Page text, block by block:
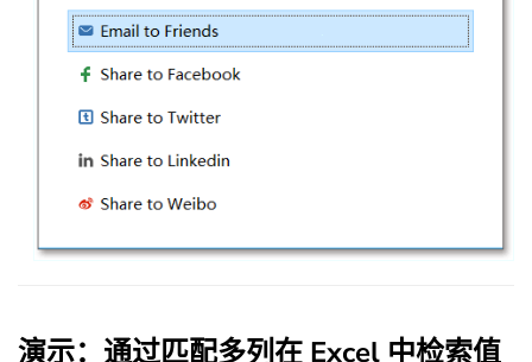
演示：通过匹配多列在 Excel 中检索值